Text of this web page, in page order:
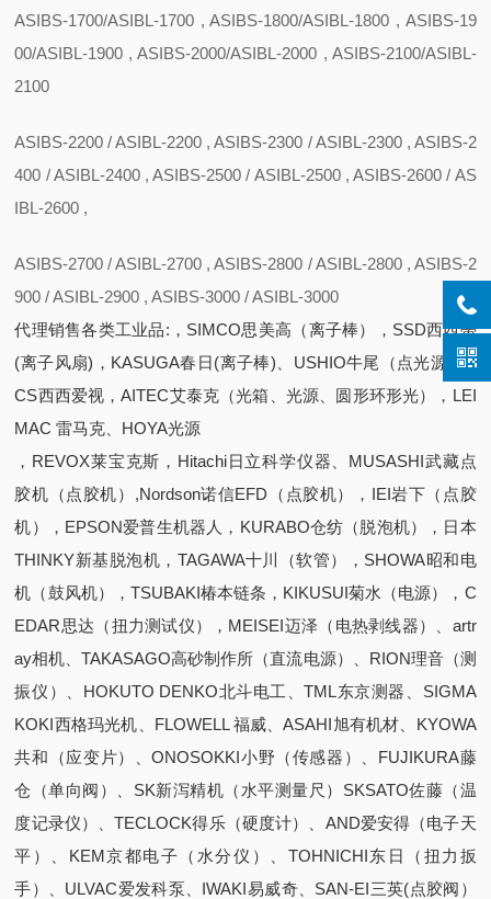
ASIBS-1700/ASIBL-1700 , ASIBS-1800/ASIBL-1800 , ASIBS-19
00/ASIBL-1900 , ASIBS-2000/ASIBL-2000 , ASIBS-2100/ASIBL-
2100
ASIBS-2200 / ASIBL-2200 , ASIBS-2300 / ASIBL-2300 , ASIBS-2
400 / ASIBL-2400 , ASIBS-2500 / ASIBL-2500 , ASIBS-2600 / AS
IBL-2600 ,
ASIBS-2700 / ASIBL-2700 , ASIBS-2800 / ASIBL-2800 , ASIBS-2
900 / ASIBL-2900 , ASIBS-3000 / ASIBL-3000
代理销售各类工业品:，SIMCO思美高（离子棒），SSD西西蒂
(离子风扇)，KASUGA春日(离子棒)、USHIO牛尾（点光源）C
CS西西爱视，AITEC艾泰克（光箱、光源、圆形环形光），LEI
MAC 雷马克、HOYA光源
，REVOX莱宝克斯，Hitachi日立科学仪器、MUSASHI武藏点
胶机（点胶机）,Nordson诺信EFD（点胶机），IEI岩下（点胶
机），EPSON爱普生机器人，KURABO仓纺（脱泡机），日本
THINKY新基脱泡机，TAGAWA十川（软管），SHOWA昭和电
机（鼓风机），TSUBAKI椿本链条，KIKUSUI菊水（电源），C
EDAR思达（扭力测试仪），MEISEI迈泽（电热剥线器）、artr
ay相机、TAKASAGO高砂制作所（直流电源）、RION理音（测
振仪）、HOKUTO DENKO北斗电工、TML东京测器、SIGMA
KOKI西格玛光机、FLOWELL 福威、ASAHI旭有机材、KYOWA
共和（应变片）、ONOSOKKI小野（传感器）、FUJIKURA藤
仓（单向阀）、SK新泻精机（水平测量尺）SKSATO佐藤（温
度记录仪）、TECLOCK得乐（硬度计）、AND爱安得（电子天
平）、KEM京都电子（水分仪）、TOHNICHI东日（扭力扳
手）、ULVAC爱发科泵、IWAKI易威奇、SAN-EI三英(点胶阀）